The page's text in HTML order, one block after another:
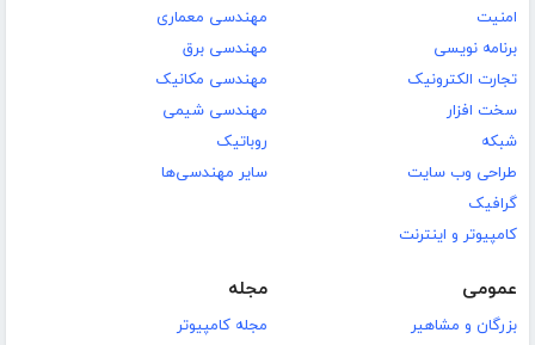
امنیت
برنامه نویسی
تجارت الکترونیک
سخت افزار
شبکه
طراحی وب سایت
گرافیک
کامپیوتر و اینترنت
مهندسی معماری
مهندسی برق
مهندسی مکانیک
مهندسی شیمی
روباتیک
سایر مهندسی‌ها
عمومی
بزرگان و مشاهیر
مجله
مجله کامپیوتر